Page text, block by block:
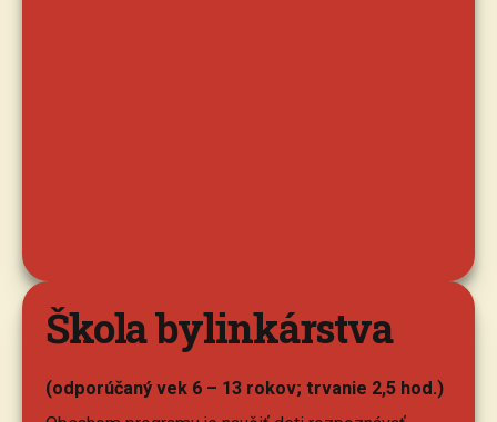
Škola bylinkárstva
(odporúčaný vek 6 – 13 rokov; trvanie 2,5 hod.)